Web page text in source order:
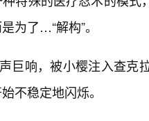
为了…“解构”。
巨响，被小樱注入查
不稳定地闪烁。